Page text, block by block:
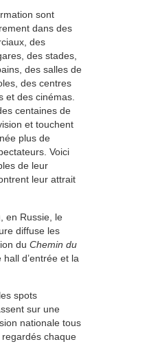
sont
dans des
des
des stades,
des salles de
des centres
et des cinémas.
centaines de
et touchent
plus de
Voici
de leur
leur attrait
en Russie, le
diffuse les
du Chemin du
hall d’entrée et la
spots
sur une
nationale tous
chaque